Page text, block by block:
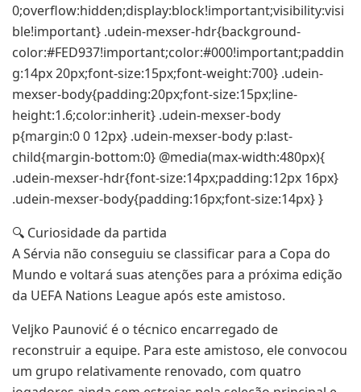
0;overflow:hidden;display:block!important;visibility:visi
ble!important} .udein-mexser-hdr{background-
color:#FED937!important;color:#000!important;paddin
g:14px 20px;font-size:15px;font-weight:700} .udein-
mexser-body{padding:20px;font-size:15px;line-
height:1.6;color:inherit} .udein-mexser-body
p{margin:0 0 12px} .udein-mexser-body p:last-
child{margin-bottom:0} @media(max-width:480px){
.udein-mexser-hdr{font-size:14px;padding:12px 16px}
.udein-mexser-body{padding:16px;font-size:14px} }
🔍 Curiosidade da partida
A Sérvia não conseguiu se classificar para a Copa do
Mundo e voltará suas atenções para a próxima edição
da UEFA Nations League após este amistoso.
Veljko Paunović é o técnico encarregado de
reconstruir a equipe. Para este amistoso, ele convocou
um grupo relativamente renovado, com quatro